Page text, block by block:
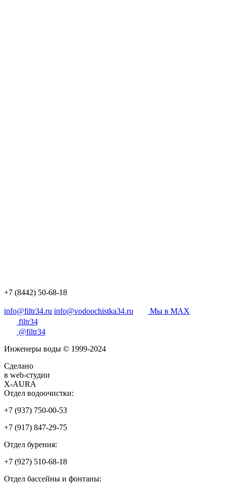
+7 (8442) 50-68-18
info@filtr34.ru info@vodoochistka34.ru
Мы в MAX
filtr34
@filtr34
Инженеры воды © 1999-2024
Сделано
в web-студии
X-AURA
Отдел водоочистки:
+7 (937) 750-00-53
+7 (917) 847-29-75
Отдел бурения:
+7 (927) 510-68-18
Отдел бассейны и фонтаны: